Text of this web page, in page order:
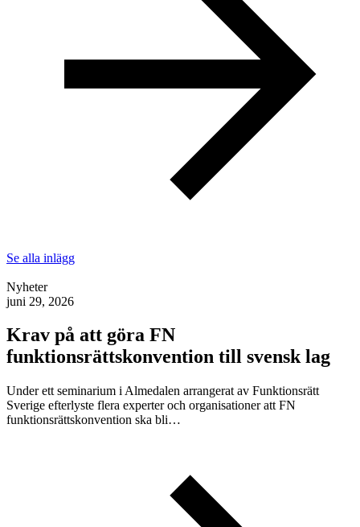
Se alla inlägg
Nyheter
juni 29, 2026
Krav på att göra FN
funktionsrättskonvention till svensk lag
Under ett seminarium i Almedalen arrangerat av Funktionsrätt
Sverige efterlyste flera experter och organisationer att FN
funktionsrättskonvention ska bli…